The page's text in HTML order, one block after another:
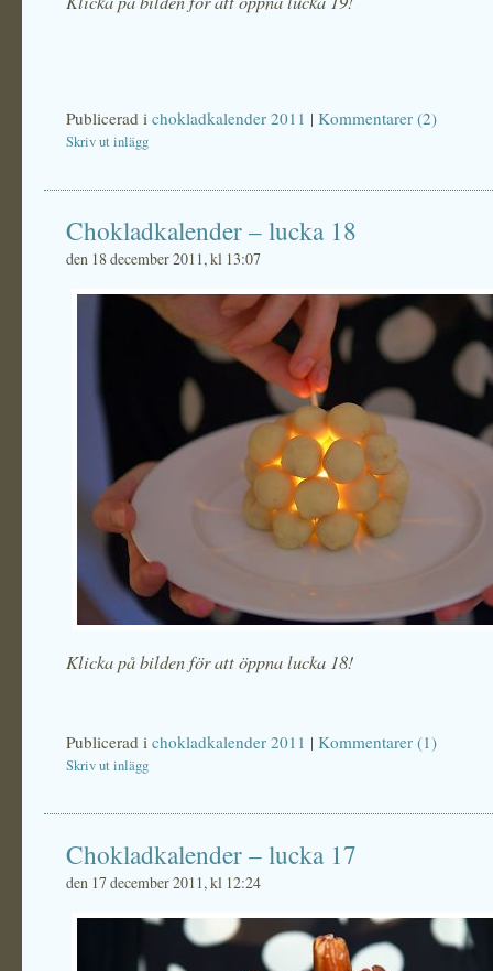
Publicerad i chokladkalender 2011 | Kommentarer (2)
Skriv ut inlägg
Chokladkalender – lucka 18
den 18 december 2011, kl 13:07
Klicka på bilden för att öppna lucka 18!
Publicerad i chokladkalender 2011 | Kommentarer (1)
Skriv ut inlägg
Chokladkalender – lucka 17
den 17 december 2011, kl 12:24